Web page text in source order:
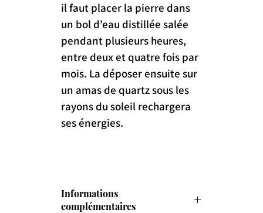
il faut placer la pierre dans
un bol d’eau distillée salée
pendant plusieurs heures,
entre deux et quatre fois par
mois. La déposer ensuite sur
un amas de quartz sous les
rayons du soleil rechargera
ses énergies.
Informations
complémentaires